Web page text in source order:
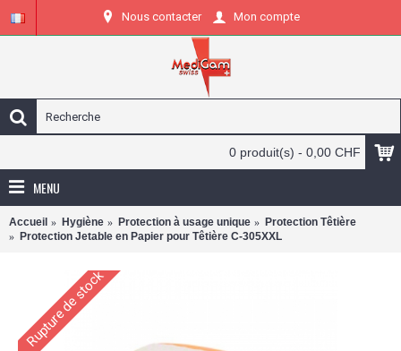
Nous contacter Mon compte
0 produit(s) - 0,00 CHF
MENU
Accueil Hygiène Protection à usage unique
Protection Têtière
Protection Jetable en Papier pour Têtière C-305XXL
Rupture de stock